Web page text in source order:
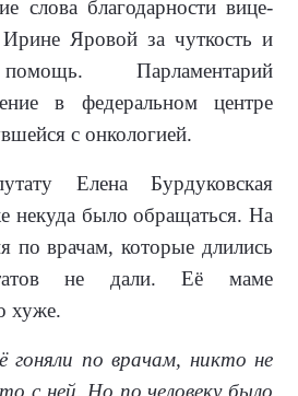
слова благодарности вице-
Яровой за чуткость и
Парламентарий
в федеральном центре
с онкологией.
Елена Бурдуковская
некуда было обращаться. На
по врачам, которые длились
не дали. Её маме
хуже.
гоняли по врачам, никто не
с ней. Но по человеку было